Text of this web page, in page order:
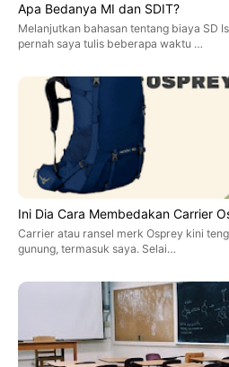
Apa Bedanya MI dan SDIT?
Melanjutkan bahasan tentang biaya SD
pernah saya tulis beberapa waktu …
Ini Dia Cara Membedakan Carrier
Carrier atau ransel merk Osprey kini
gunung, termasuk saya. Selai…